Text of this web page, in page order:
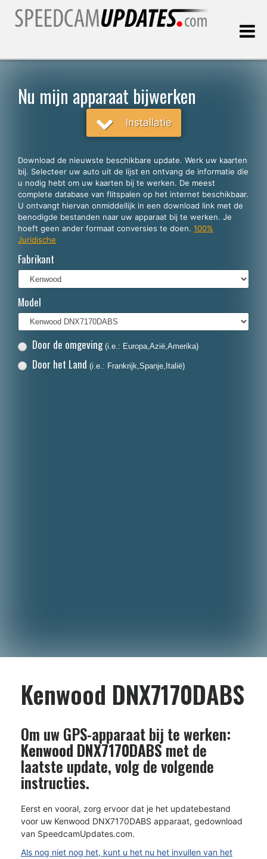
Nederlands
English
Español
Português
Deutsch
Français
Italiano
Polski
Dansk
Nu mijn apparaat bijwerken
Installatie
Download de nieuwste beschikbare update. Werk uw kaarten
bij. Selecteer uw auto uit de lijst en ontvang de informatie die
u nodig hebt om uw kaarten bij te werken. De meest
complete database van flitspalen op het internet beschikbaar.
U ontvangt hiervan onmiddellijk in een download link met de
benodigde bestanden naar uw apparaat bij te werken. Je
hoeft geen ander formaat conversies te doen. 100%
Juridische
Fabrikant
Model
Door de omgeving (i.e.: Europa,Azië,Amerika)
Door het Land (i.e.: Frankrijk,Spanje,Italië)
Kenwood DNX7170DABS
Om uw GPS-apparaat bij te werken:
Kenwood DNX7170DABSmet de
laatste update, volg de volgende
instructies.
Eerst en vooral, zorg ervoor dat je het updatebestand
voor uw Kenwood DNX7170DABS apparaat, gedownload
van SpeedcamUpdates.com.
Als nog niet nog het, kunt u het nu het invullen van het